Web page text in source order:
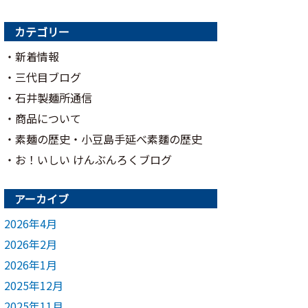
カテゴリー
新着情報
三代目ブログ
石井製麺所通信
商品について
素麺の歴史・小豆島手延べ素麵の歴史
お！いしい けんぶんろくブログ
アーカイブ
2026年4月
2026年2月
2026年1月
2025年12月